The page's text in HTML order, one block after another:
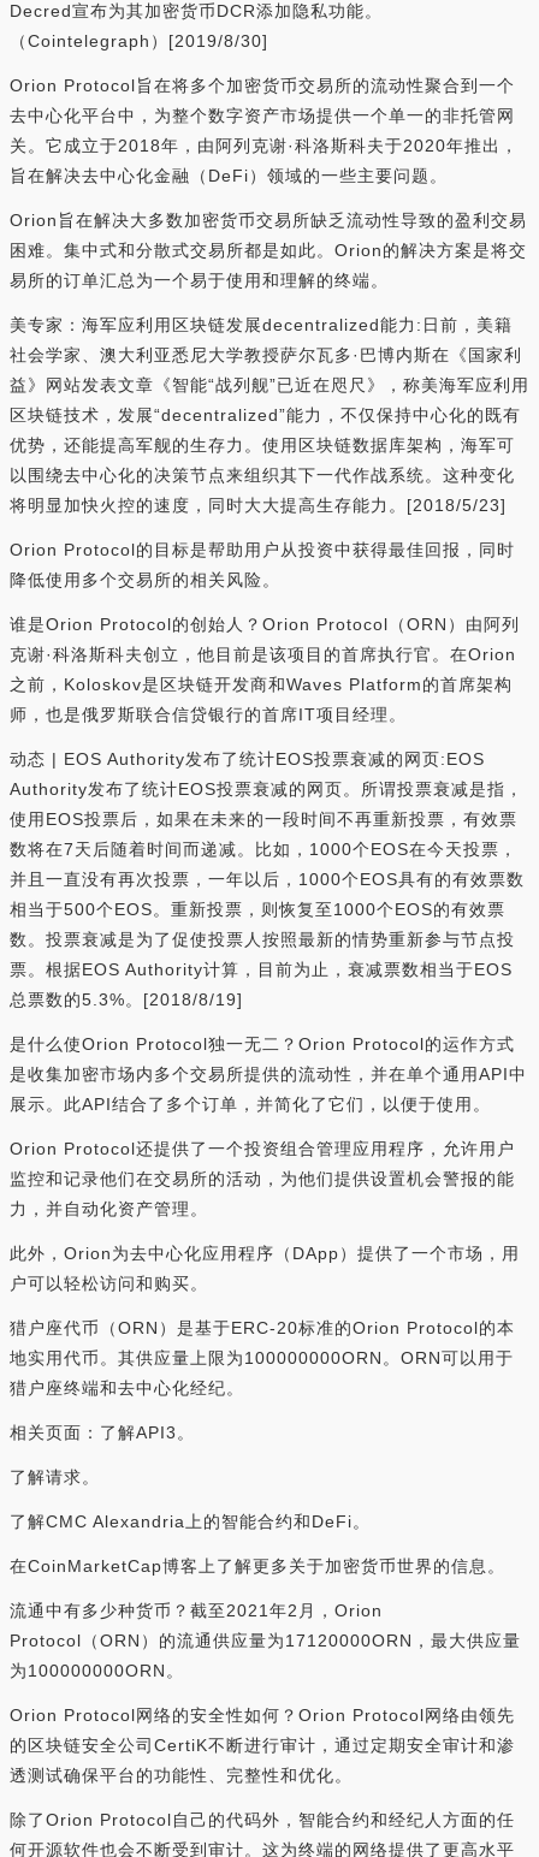
Decred宣布为其加密货币DCR添加隐私功能。
（Cointelegraph）[2019/8/30]
Orion Protocol旨在将多个加密货币交易所的流动性聚合到一个
去中心化平台中，为整个数字资产市场提供一个单一的非托管网
关。它成立于2018年，由阿列克谢·科洛斯科夫于2020年推出，
旨在解决去中心化金融（DeFi）领域的一些主要问题。
Orion旨在解决大多数加密货币交易所缺乏流动性导致的盈利交易
困难。集中式和分散式交易所都是如此。Orion的解决方案是将交
易所的订单汇总为一个易于使用和理解的终端。
美专家：海军应利用区块链发展decentralized能力:日前，美籍
社会学家、澳大利亚悉尼大学教授萨尔瓦多·巴博内斯在《国家利
益》网站发表文章《智能“战列舰”已近在咫尺》，称美海军应利用
区块链技术，发展“decentralized”能力，不仅保持中心化的既有
优势，还能提高军舰的生存力。使用区块链数据库架构，海军可
以围绕去中心化的决策节点来组织其下一代作战系统。这种变化
将明显加快火控的速度，同时大大提高生存能力。[2018/5/23]
Orion Protocol的目标是帮助用户从投资中获得最佳回报，同时
降低使用多个交易所的相关风险。
谁是Orion Protocol的创始人？Orion Protocol（ORN）由阿列
克谢·科洛斯科夫创立，他目前是该项目的首席执行官。在Orion
之前，Koloskov是区块链开发商和Waves Platform的首席架构
师，也是俄罗斯联合信贷银行的首席IT项目经理。
动态 | EOS Authority发布了统计EOS投票衰减的网页:EOS
Authority发布了统计EOS投票衰减的网页。所谓投票衰减是指，
使用EOS投票后，如果在未来的一段时间不再重新投票，有效票
数将在7天后随着时间而递减。比如，1000个EOS在今天投票，
并且一直没有再次投票，一年以后，1000个EOS具有的有效票数
相当于500个EOS。重新投票，则恢复至1000个EOS的有效票
数。投票衰减是为了促使投票人按照最新的情势重新参与节点投
票。根据EOS Authority计算，目前为止，衰减票数相当于EOS
总票数的5.3%。[2018/8/19]
是什么使Orion Protocol独一无二？Orion Protocol的运作方式
是收集加密市场内多个交易所提供的流动性，并在单个通用API中
展示。此API结合了多个订单，并简化了它们，以便于使用。
Orion Protocol还提供了一个投资组合管理应用程序，允许用户
监控和记录他们在交易所的活动，为他们提供设置机会警报的能
力，并自动化资产管理。
此外，Orion为去中心化应用程序（DApp）提供了一个市场，用
户可以轻松访问和购买。
猎户座代币（ORN）是基于ERC-20标准的Orion Protocol的本
地实用代币。其供应量上限为100000000ORN。ORN可以用于
猎户座终端和去中心化经纪。
相关页面：了解API3。
了解请求。
了解CMC Alexandria上的智能合约和DeFi。
在CoinMarketCap博客上了解更多关于加密货币世界的信息。
流通中有多少种货币？截至2021年2月，Orion
Protocol（ORN）的流通供应量为17120000ORN，最大供应量
为100000000ORN。
Orion Protocol网络的安全性如何？Orion Protocol网络由领先
的区块链安全公司CertiK不断进行审计，通过定期安全审计和渗
透测试确保平台的功能性、完整性和优化。
除了Orion Protocol自己的代码外，智能合约和经纪人方面的任
何开源软件也会不断受到审计。这为终端的网络提供了更高水平